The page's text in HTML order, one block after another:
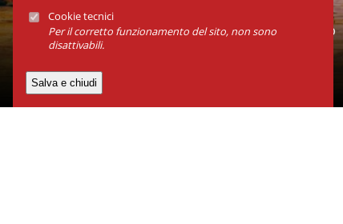
Atelier Carlo Colla & Figli, MILANO, dal 23 gen al 28 feb
Il gatto con gli stivali
Cookie tecnici
Per il corretto funzionamento del sito, non sono
disattivabili.